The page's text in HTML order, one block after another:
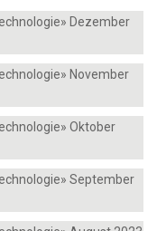
Dezember
November
Oktober
September